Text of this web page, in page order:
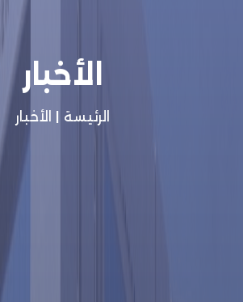
الأخبار
الرئيسة | الأخبار